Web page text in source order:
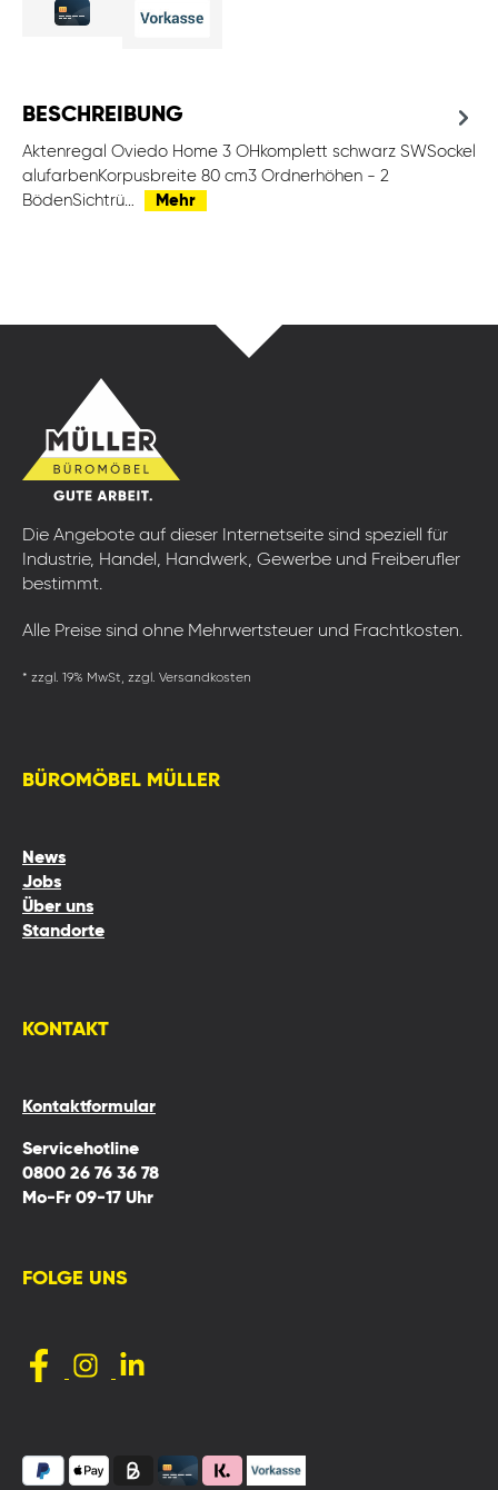
BESCHREIBUNG
Aktenregal Oviedo Home 3 OHkomplett schwarz SWSockel
alufarbenKorpusbreite 80 cm3 Ordnerhöhen - 2
BödenSichtrü…
Mehr
Die Angebote auf dieser Internetseite sind speziell für
Industrie, Handel, Handwerk, Gewerbe und Freiberufler
bestimmt.
Alle Preise sind ohne Mehrwertsteuer und Frachtkosten.
* zzgl. 19% MwSt, zzgl. Versandkosten
BÜROMÖBEL MÜLLER
News
Jobs
Über uns
Standorte
KONTAKT
Kontaktformular
Servicehotline
0800 26 76 36 78
Mo-Fr 09-17 Uhr
FOLGE UNS